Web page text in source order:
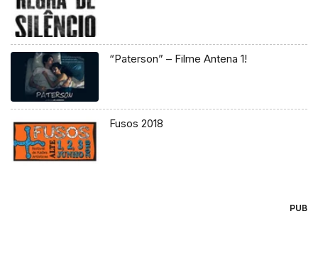
“Paterson” – Filme Antena 1!
Fusos 2018
PUB